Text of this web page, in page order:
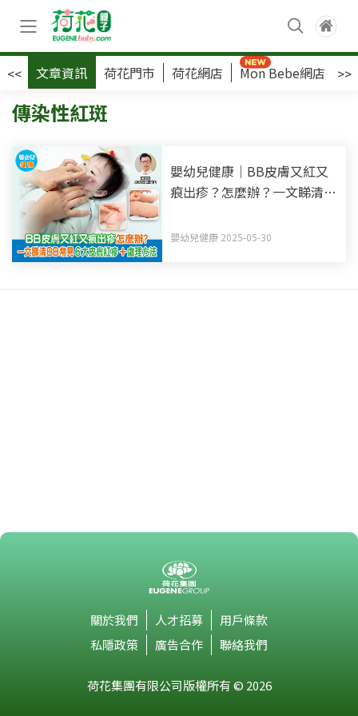
<< 文章資訊 荷花門市 荷花網店 Mon Bebe網店 >>
傳染性紅斑
嬰幼兒健康｜BB皮膚又紅又
痕出疹？怎麼辦？一文睇清
法
嬰幼兒健康 2025-05-30
關於我們 人才招募
用戶條款
私隱政策
廣告合作 聯絡我們
荷花集團有限公司版權所有 © 2026